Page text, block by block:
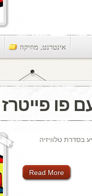
אינטרנט, מוזיקה
פו פייטרז
בסדרת טלוויזיה
Read More